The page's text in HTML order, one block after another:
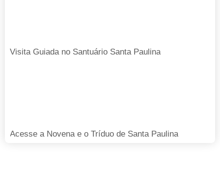
Visita Guiada no Santuário Santa Paulina
Acesse a Novena e o Tríduo de Santa Paulina